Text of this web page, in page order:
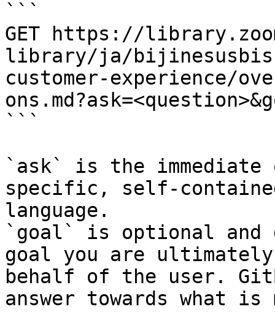
```
GET https://
library/ja/
customer-experience/
```
`ask` is the
specific, self-
language.
`goal` is optional and
goal you are
behalf of the user.
answer towards what